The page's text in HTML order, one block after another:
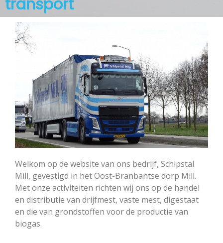
transport
Welkom op de website van ons bedrijf, Schipstal
Mill, gevestigd in het Oost-Branbantse dorp Mill.
Met onze activiteiten richten wij ons op de handel
en distributie van drijfmest, vaste mest, digestaat
en die van grondstoffen voor de productie van
biogas.